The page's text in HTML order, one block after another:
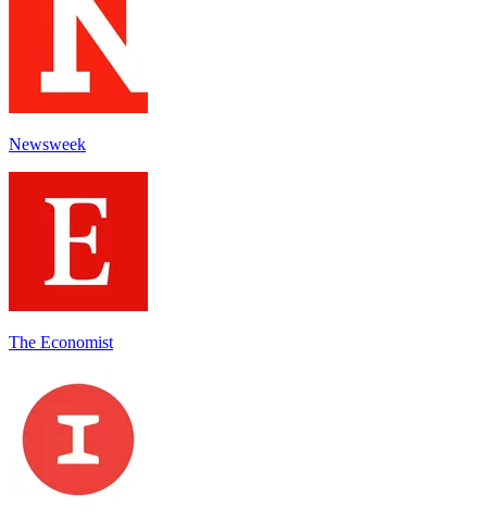
Newsweek
The Economist